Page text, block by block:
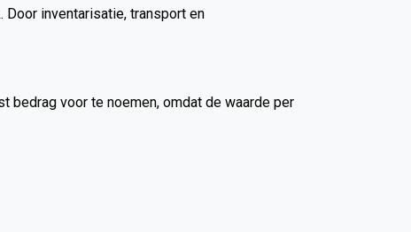
Door inventarisatie, transport en
bedrag voor te noemen, omdat de waarde per